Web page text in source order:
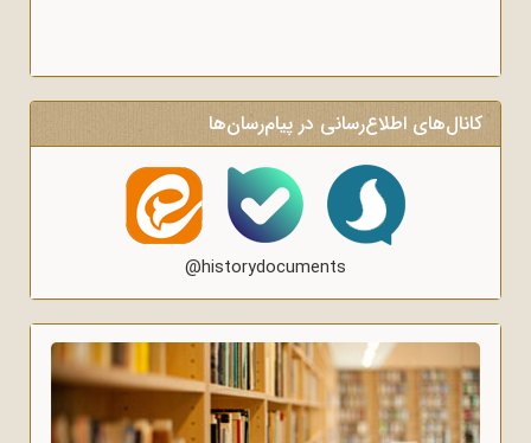
کانال‌های اطلاع‌رسانی در پیام‌رسان‌ها
@historydocuments